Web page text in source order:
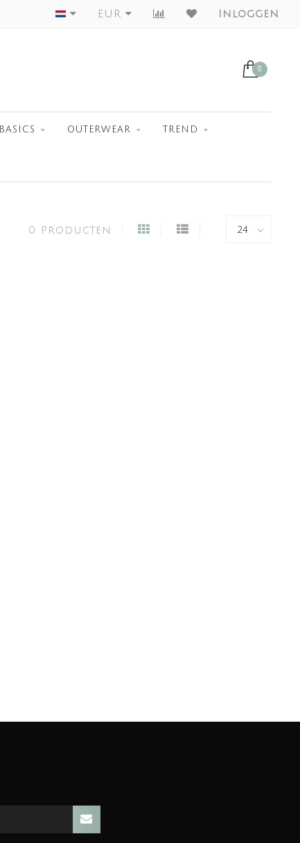
Worldwide Shipment
EUR Inloggen
0
BASICS OUTERWEAR TREND
0 Producten